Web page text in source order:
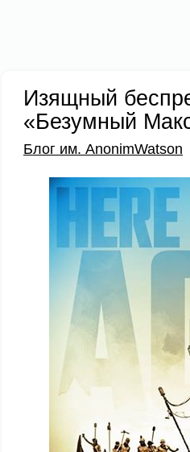
Изящный
«Безумный
Блог им. AnonimWatson